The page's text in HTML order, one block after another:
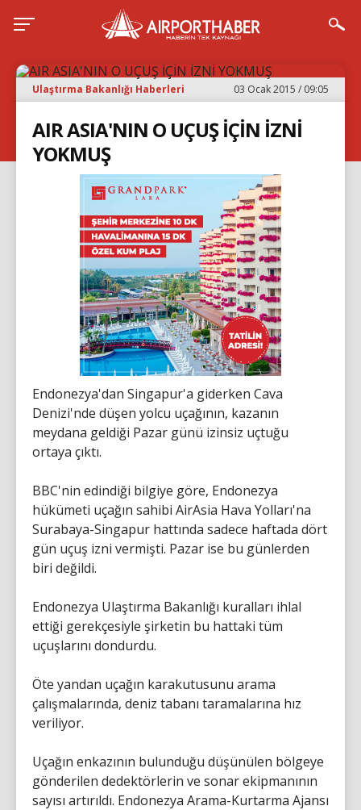
Ulaştırma Bakanlığı Haberleri 03 Ocak 2015 / 09:05
AIR ASIA'NIN O UÇUŞ İÇİN İZNİ
YOKMUŞ
Endonezya'dan Singapur'a giderken Cava
Denizi'nde düşen yolcu uçağının, kazanın
meydana geldiği Pazar günü izinsiz uçtuğu
ortaya çıktı.
BBC'nin edindiği bilgiye göre, Endonezya
hükümeti uçağın sahibi AirAsia Hava Yolları'na
Surabaya-Singapur hattında sadece haftada dört
gün uçuş izni vermişti. Pazar ise bu günlerden
biri değildi.
Endonezya Ulaştırma Bakanlığı kuralları ihlal
ettiği gerekçesiyle şirketin bu hattaki tüm
uçuşlarını dondurdu.
Öte yandan uçağın karakutusunu arama
çalışmalarında, deniz tabanı taramalarına hız
veriliyor.
Uçağın enkazının bulunduğu düşünülen bölgeye
gönderilen dedektörlerin ve sonar ekipmanının
sayısı artırıldı. Endonezya Arama-Kurtarma Ajansı